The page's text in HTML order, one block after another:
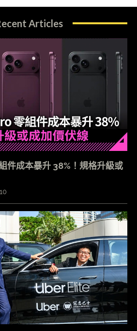
Articles
件成本暴升 38%！規格升級或